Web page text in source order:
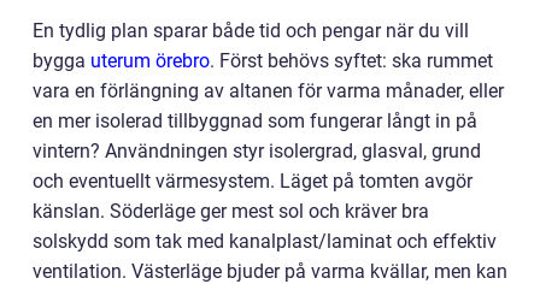
En tydlig plan sparar både tid och pengar när du vill
bygga uterum örebro. Först behövs syftet: ska rummet
vara en förlängning av altanen för varma månader, eller
en mer isolerad tillbyggnad som fungerar långt in på
vintern? Användningen styr isolergrad, glasval, grund
och eventuellt värmesystem. Läget på tomten avgör
känslan. Söderläge ger mest sol och kräver bra
solskydd som tak med kanalplast/laminat och effektiv
ventilation. Västerläge bjuder på varma kvällar, men kan